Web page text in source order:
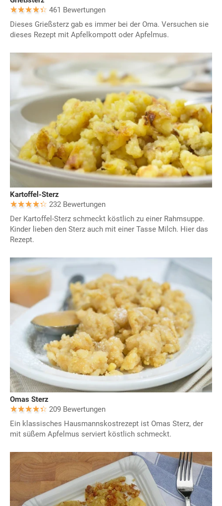
461 Bewertungen
Dieses Grießsterz gab es immer bei der Oma. Versuchen sie
dieses Rezept mit Apfelkompott oder Apfelmus.
Kartoffel-Sterz
232 Bewertungen
Der Kartoffel-Sterz schmeckt köstlich zu einer Rahmsuppe.
Kinder lieben den Sterz auch mit einer Tasse Milch. Hier das
Rezept.
Omas Sterz
209 Bewertungen
Ein klassisches Hausmannskostrezept ist Omas Sterz, der
mit süßem Apfelmus serviert köstlich schmeckt.